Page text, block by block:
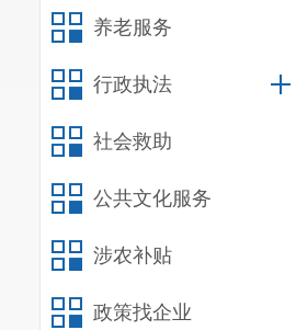
养老服务
行政执法
社会救助
公共文化服务
涉农补贴
政策找企业